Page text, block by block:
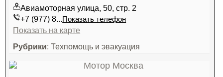
Авиамоторная улица, 50, стр. 2
+7 (977) 8...Показать телефон
Показать на карте
Рубрики: Техпомощь и эвакуация